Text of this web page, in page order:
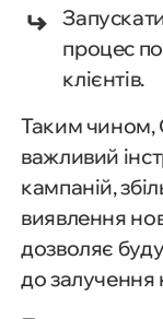
процес
клієнтів.
Таким чином,
важливий
кампаній,
виявлення
дозволяє
до залучення